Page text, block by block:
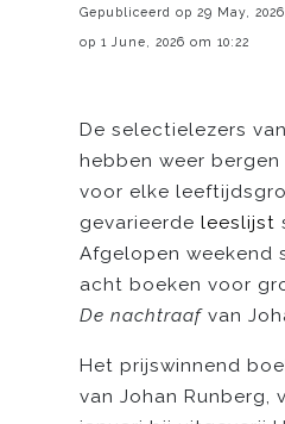
Gepubliceerd op 29 May,
op 1 June, 2026 om 10:22
De selectielezers
hebben weer
voor elke
gevarieerdeleeslijst
Afgelopen weekend
acht boeken voor
De nachtraafvan
Het prijswinnend
van Johan Runberg,